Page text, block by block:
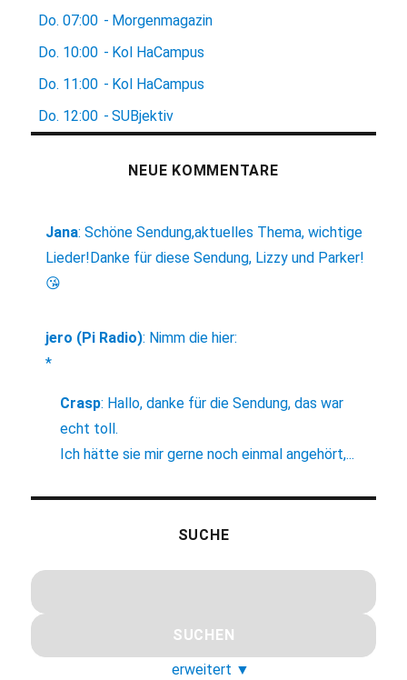
Do. 07:00 - Morgenmagazin
Do. 10:00 - Kol HaCampus
Do. 11:00 - Kol HaCampus
Do. 12:00 - SUBjektiv
NEUE KOMMENTARE
Jana:Schöne Sendung,aktuelles Thema, wichtige
Lieder!Danke für diese Sendung, Lizzy und Parker!
😘
jero (Pi Radio): Nimm die hier:
*
Crasp: Hallo, danke für die Sendung, das war
echt toll.
Ich hätte sie mir gerne noch einmal angehört,...
SUCHE
erweitert ▼